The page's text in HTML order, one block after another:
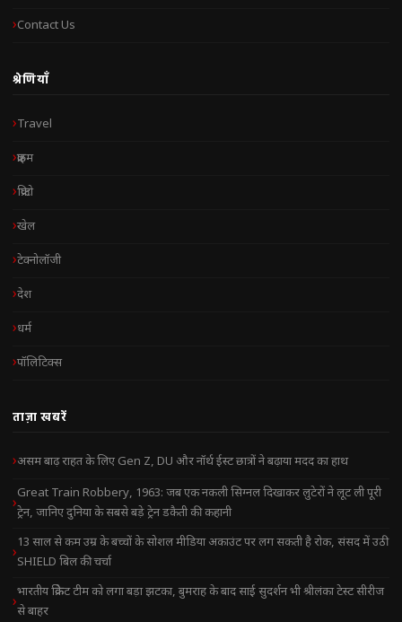
Contact Us
श्रेणियाँ
Travel
क्राइम
क्रिप्टो
खेल
टेक्नोलॉजी
देश
धर्म
पॉलिटिक्स
ताज़ा खबरें
असम बाढ़ राहत के लिए Gen Z, DU और नॉर्थ ईस्ट छात्रों ने बढ़ाया मदद का हाथ
Great Train Robbery, 1963: जब एक नकली सिग्नल दिखाकर लुटेरों ने लूट ली पूरी
ट्रेन, जानिए दुनिया के सबसे बड़े ट्रेन डकैती की कहानी
13 साल से कम उम्र के बच्चों के सोशल मीडिया अकाउंट पर लग सकती है रोक, संसद में उठी
SHIELD बिल की चर्चा
भारतीय क्रिकेट टीम को लगा बड़ा झटका, बुमराह के बाद साई सुदर्शन भी श्रीलंका टेस्ट सीरीज
से बाहर